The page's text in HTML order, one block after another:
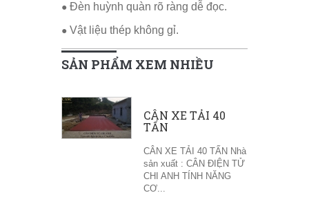
● Đèn huỳnh quàn rõ ràng dễ đọc.
● Vật liệu thép không gỉ.
SẢN PHẨM XEM NHIỀU
CÂN XE TẢI 40
TẤN
CÂN XE TẢI 40 TẤN Nhà
sản xuất : CÂN ĐIỆN TỬ
CHI ANH TÍNH NĂNG
CƠ...